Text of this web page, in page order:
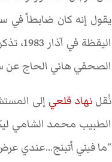
يقول إنه كان ضابطاً في
الصحفي هاني الحاج عن
نُقلنهاد قلعي إلى
الطبيب محمد الشامي
“ما فيني أتبنج…عندي